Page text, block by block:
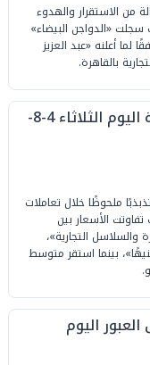
من الاستقرار والهدوء
الموافق 4 أغسطس 2026؛ حيث سجلت «الدواجن البيضاء»
وفقًا لما أعلنه «عبد العزيز
بالقاهرة.
أسعار اللحوم والقطعيات والكبدة اليوم الثلاثاء 4-8-
ملحوظًا خلال تعاملات
الموافق 4 أغسطس 2026؛ حيث تفاوتت الأسعار بين
والسلاسل التجارية»،
المكعبات البلدية من «320 إلى 370 جنيهًا»، بينما استقر متوسط
اليوم